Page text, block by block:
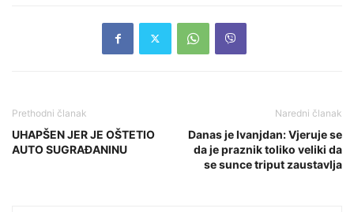
Prethodni članak
UHAPŠEN JER JE OŠTETIO
AUTO SUGRAĐANINU
Naredni članak
Danas je Ivanjdan: Vjeruje se
da je praznik toliko veliki da
se sunce triput zaustavlja